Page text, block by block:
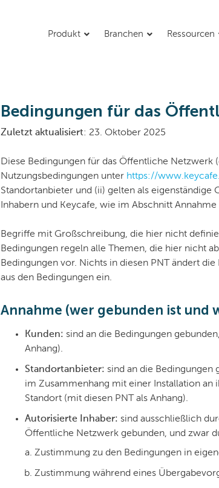
Produkt Branchen Ressourcen
Bedingungen für das
Zuletzt aktualisiert: 23. Oktober 2025
Diese Bedingungen für das Öffentliche Netzwerk
Nutzungsbedingungen unter https://
Standortanbieter und (ii) gelten als
Inhabern und Keycafe, wie im Abschnitt
Begriffe mit Großschreibung, die hier nicht
Bedingungen regeln alle Themen, die hier nicht
Bedingungen vor. Nichts in diesen PNT ändert
aus den Bedingungen ein.
Annahme (wer gebunden ist und
Kunden: sind an die Bedingungen
Anhang).
Standortanbieter: sind an die Bedingungen
im Zusammenhang mit einer Installation an
Standort (mit diesen PNT als Anhang).
Autorisierte Inhaber: sind ausschließlich
Öffentliche Netzwerk gebunden, und zwar
Zustimmung zu den Bedingungen in
Zustimmung während eines